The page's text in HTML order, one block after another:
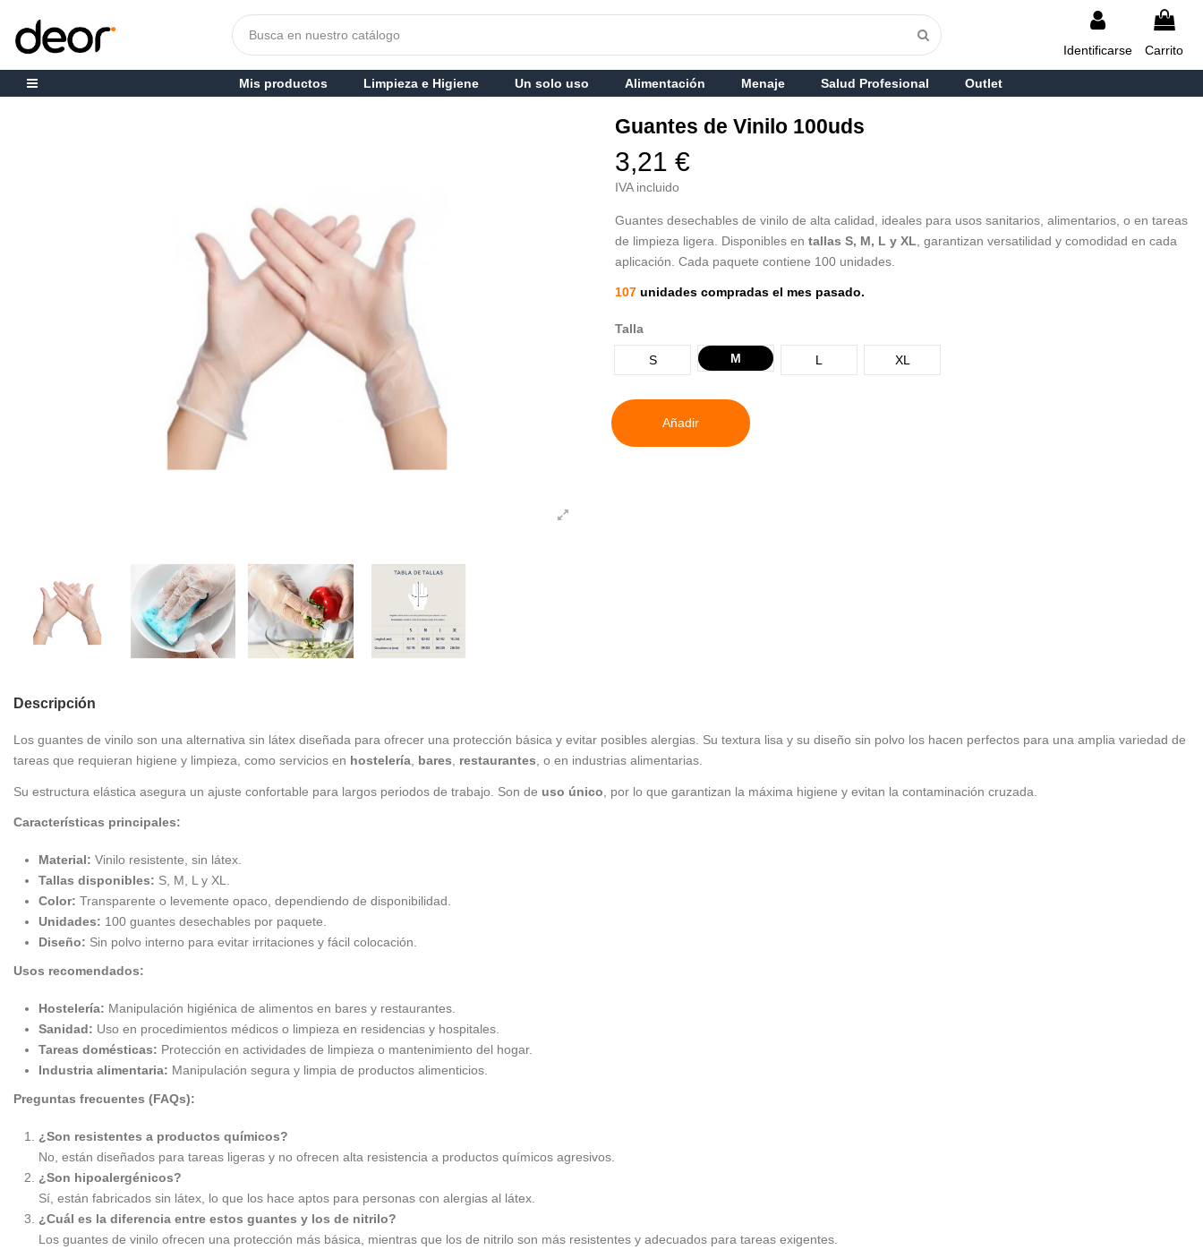
Identificarse Carrito
Mis productos Limpieza e Higiene Un solo uso Alimentación Menaje Salud Profesional Outlet
Guantes de Vinilo 100uds
3,21 €
IVA incluido
Guantes desechables de vinilo de alta calidad, ideales para usos sanitarios, alimentarios, o en tareas
de limpieza ligera. Disponibles en tallas S, M, L y XL , garantizan versatilidad y comodidad en cada
aplicación. Cada paquete contiene 100 unidades.
107 unidades compradas el mes pasado.
Talla
S M L XL
Añadir
Descripción
Los guantes de vinilo son una alternativa sin látex diseñada para ofrecer una protección básica y evitar posibles alergias. Su textura lisa y su diseño sin polvo los hacen perfectos para una amplia variedad de
tareas que requieran higiene y limpieza, como servicios en hostelería, bares, restaurantes, o en industrias alimentarias.
Su estructura elástica asegura un ajuste confortable para largos periodos de trabajo. Son de uso único , por lo que garantizan la máxima higiene y evitan la contaminación cruzada.
Características principales:
Material: Vinilo resistente, sin látex.
Tallas disponibles: S, M, L y XL.
Color: Transparente o levemente opaco, dependiendo de disponibilidad.
Unidades: 100 guantes desechables por paquete.
Diseño: Sin polvo interno para evitar irritaciones y fácil colocación.
Usos recomendados:
Hostelería: Manipulación higiénica de alimentos en bares y restaurantes.
Sanidad: Uso en procedimientos médicos o limpieza en residencias y hospitales.
Tareas domésticas: Protección en actividades de limpieza o mantenimiento del hogar.
Industria alimentaria: Manipulación segura y limpia de productos alimenticios.
Preguntas frecuentes (FAQs):
¿Son resistentes a productos químicos?
No, están diseñados para tareas ligeras y no ofrecen alta resistencia a productos químicos agresivos.
¿Son hipoalergénicos?
Sí, están fabricados sin látex, lo que los hace aptos para personas con alergias al látex.
¿Cuál es la diferencia entre estos guantes y los de nitrilo?
Los guantes de vinilo ofrecen una protección más básica, mientras que los de nitrilo son más resistentes y adecuados para tareas exigentes.